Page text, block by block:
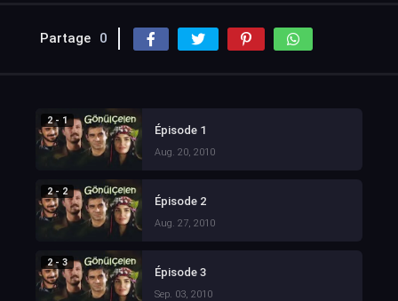
Partage 0
2 - 1
Épisode 1
Aug. 20, 2010
2 - 2
Épisode 2
Aug. 27, 2010
2 - 3
Épisode 3
Sep. 03, 2010